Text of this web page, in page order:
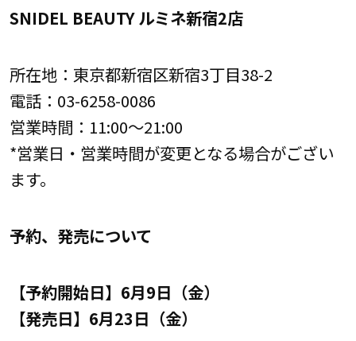
SNIDEL BEAUTY ルミネ新宿2店
所在地：東京都新宿区新宿3丁目38-2
電話：03-6258-0086
営業時間：11:00～21:00
*営業日・営業時間が変更となる場合がござい
ます。
予約、発売について
【予約開始日】6月9日（金）
【発売日】6月23日（金）